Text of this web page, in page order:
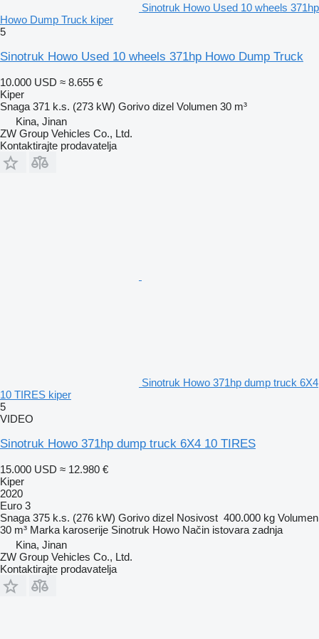
Sinotruk Howo Used 10 wheels 371hp
Howo Dump Truck kiper
5
Sinotruk Howo Used 10 wheels 371hp Howo Dump Truck
10.000 USD ≈ 8.655 €
Kiper
Snaga 371 k.s. (273 kW) Gorivo dizel Volumen 30 m³
Kina, Jinan
ZW Group Vehicles Co., Ltd.
Kontaktirajte prodavatelja
Sinotruk Howo 371hp dump truck 6X4
10 TIRES kiper
5
VIDEO
Sinotruk Howo 371hp dump truck 6X4 10 TIRES
15.000 USD ≈ 12.980 €
Kiper
2020
Euro 3
Snaga 375 k.s. (276 kW) Gorivo dizel Nosivost 400.000 kg Volumen
30 m³ Marka karoserije Sinotruk Howo Način istovara zadnja
Kina, Jinan
ZW Group Vehicles Co., Ltd.
Kontaktirajte prodavatelja